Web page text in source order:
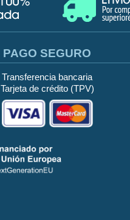
PAGO SEGURO
Transferencia bancaria
Tarjeta de crédito (TPV)